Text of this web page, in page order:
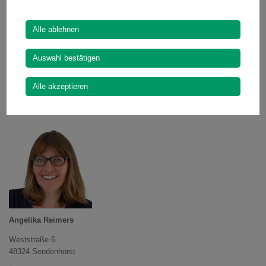
Stiftung“ und ist Partner im Pflege- und Betreuungsnetzwerk.
Kontakt, Öffnungszeiten und weitere Informationen:
Angelika Reimers
Weststraße 6
48324 Sendenhorst
Alle ablehnen
Auswahl bestätigen
Alle akzeptieren